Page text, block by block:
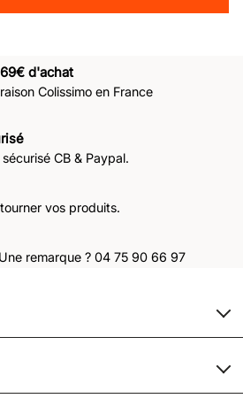
d'achat
Colissimo en France
CB & Paypal.
vos produits.
remarque ? 04 75 90 66 97